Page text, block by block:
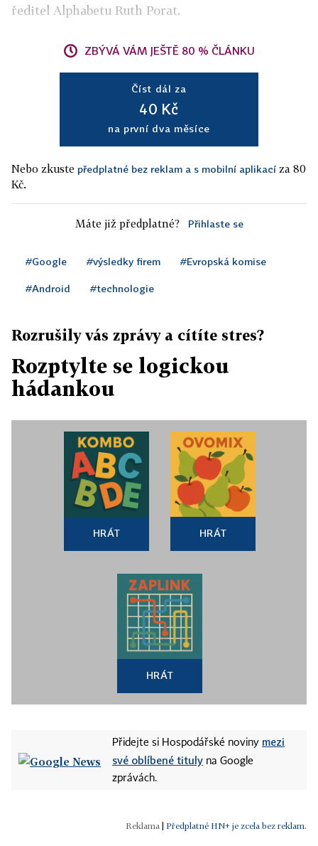
ředitel Alphabetu Ruth Porat.
ZBÝVÁ VÁM JEŠTĚ 80 % ČLÁNKU
Číst dál za
40 Kč
na první dva měsíce
Nebo zkuste předplatné bez reklam a s mobilní aplikací za 80
Kč.
Máte již předplatné? Přihlaste se
#Google #výsledky firem #Evropská komise
#Android #technologie
Rozrušily vás zprávy a cítíte stres?
Rozptylte se logickou
hádankou
HRÁT HRÁT
HRÁT
Přidejte si Hospodářské noviny mezi
své oblíbené tituly na Google
zprávách.
Předplatné HN+ je zcela bez reklam.